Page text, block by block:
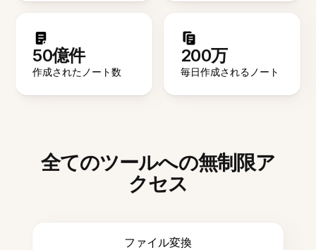
50億件
作成されたノート数
200万
毎日作成されるノート
全てのツールへの無制限ア
クセス
ファイル変換